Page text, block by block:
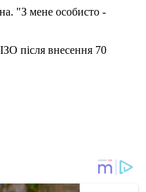
"З мене особисто -
після внесення 70